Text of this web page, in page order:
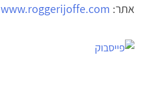
אתר: www.roggerijoffe.com